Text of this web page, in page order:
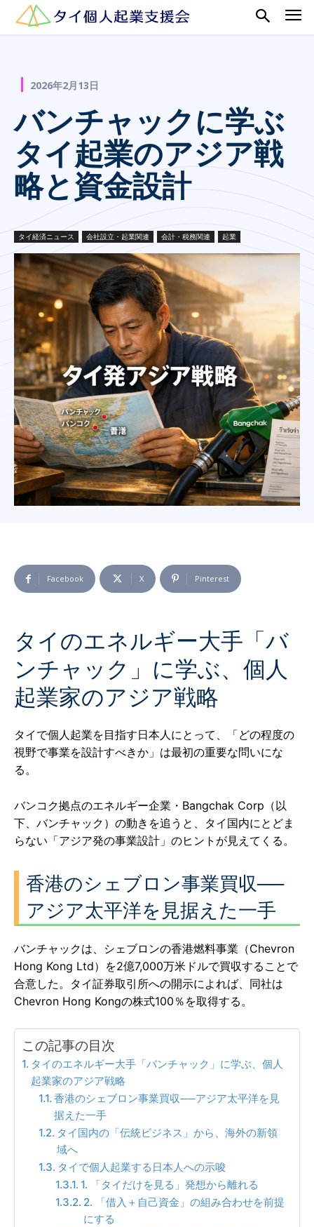
2026年2月13日
バンチャックに学ぶ
タイ起業のアジア戦
略と資金設計
タイ経済ニュース 会社設立・起業関連 会計・税務関連 起業
Facebook X Pinterest
タイのエネルギー大手「バ
ンチャック」に学ぶ、個人
起業家のアジア戦略
タイで個人起業を目指す日本人にとって、「どの程度の
視野で事業を設計すべきか」は最初の重要な問いにな
る。
バンコク拠点のエネルギー企業・Bangchak Corp（以
下、バンチャック）の動きを追うと、タイ国内にとどま
らない「アジア発の事業設計」のヒントが見えてくる。
香港のシェブロン事業買収──
アジア太平洋を見据えた一手
バンチャックは、シェブロンの香港燃料事業（Chevron
Hong Kong Ltd）を2億7,000万米ドルで買収することで
合意した。タイ証券取引所への開示によれば、同社は
Chevron Hong Kongの株式100％を取得する。
この記事の目次
タイのエネルギー大手「バンチャック」に学ぶ、個人
起業家のアジア戦略
香港のシェブロン事業買収──アジア太平洋を見
据えた一手
タイ国内の「伝統ビジネス」から、海外の新領
域へ
タイで個人起業する日本人への示唆
1. 「タイだけを見る」発想から離れる
2. 「借入＋自己資金」の組み合わせを前提
にする